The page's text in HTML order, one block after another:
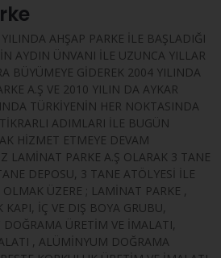
AHŞAP PARKE İLE BAŞLADIĞI
AYDIN ÜNVANI İLE UZUNCA YILLAR
BÜYÜMEYE GİDEREK 2004 YILINDA
A.Ş VE 2010 YILIN DA AYKAR
TÜRKİYENİN HER NOKTASINDA
ADIMLARI İLE BUGÜN
HİZMET ETMEYE DEVAM
LAMİNAT PARKE A.Ş OLARAK 3 TANE
DEPOSU, 3 TANE ATÖLYESİ İLE
ÜZERE ; LAMİNAT PARKE ,
KAPI, İÇ VE DIŞ BOYA GRUBU,
DOĞRAMA ÜRETİM VE İMALATI,
, ALÜMİNYUM DOĞRAMA